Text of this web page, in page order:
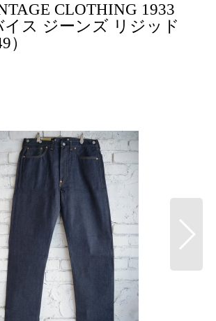
CLOTHING 1933
ス ジーンズ リジッド
）